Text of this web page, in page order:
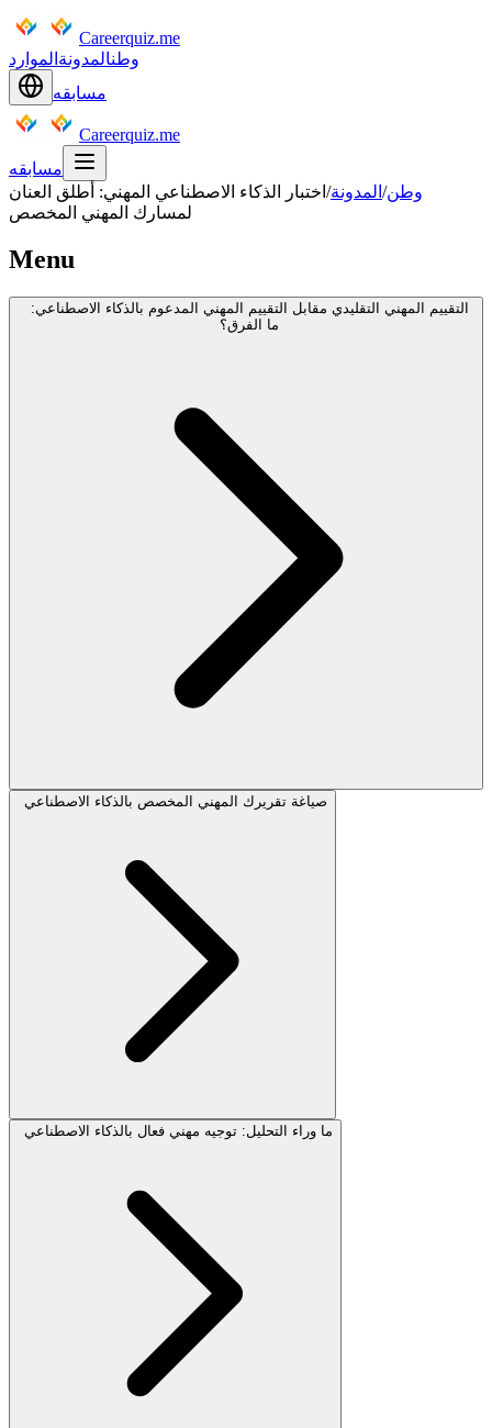
Careerquiz.me
وطنالمدونة الموارد
مسابقه
Careerquiz.me
مسابقه
وطن/ المدونة/ اختبار الذكاء الاصطناعي المهني: أطلق العنان
لمسارك المهني المخصص
Menu
التقييم المهني التقليدي مقابل التقييم المهني المدعوم بالذكاء الاصطناعي:
ما الفرق؟
صياغة تقريرك المهني المخصص بالذكاء الاصطناعي
ما وراء التحليل: توجيه مهني فعال بالذكاء الاصطناعي